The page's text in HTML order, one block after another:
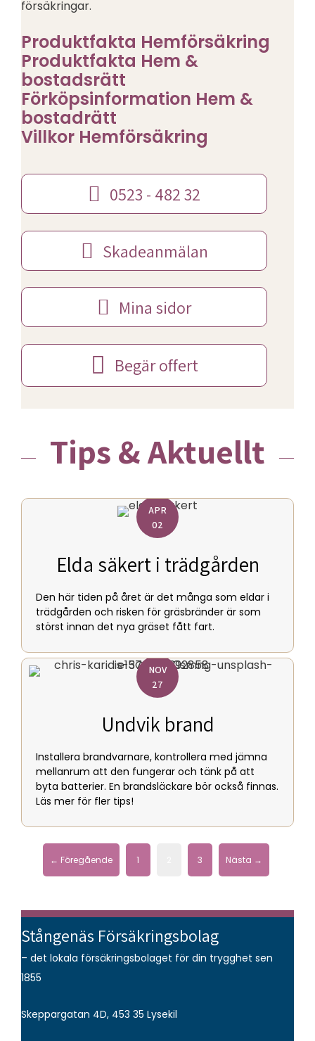
försäkringar.
Produktfakta Hemförsäkring
Produktfakta Hem &
bostadsrätt
Förköpsinformation Hem &
bostadrätt
Villkor Hemförsäkring
0523 - 482 32
Skadeanmälan
Mina sidor
Begär offert
Tips & Aktuellt
APR
02
Elda säkert i trädgården
Den här tiden på året är det många som eldar i
trädgården och risken för gräsbränder är som
störst innan det nya gräset fått fart.
NOV
27
Undvik brand
Installera brandvarnare, kontrollera med jämna
mellanrum att den fungerar och tänk på att
byta batterier. En brandsläckare bör också finnas.
Läs mer för fler tips!
← Föregående 1 3 Nästa →
Stångenäs Försäkringsbolag
– det lokala försäkringsbolaget för din trygghet sen
1855
Skeppargatan 4D, 453 35 Lysekil